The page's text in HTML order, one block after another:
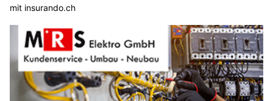
mit insurando.ch